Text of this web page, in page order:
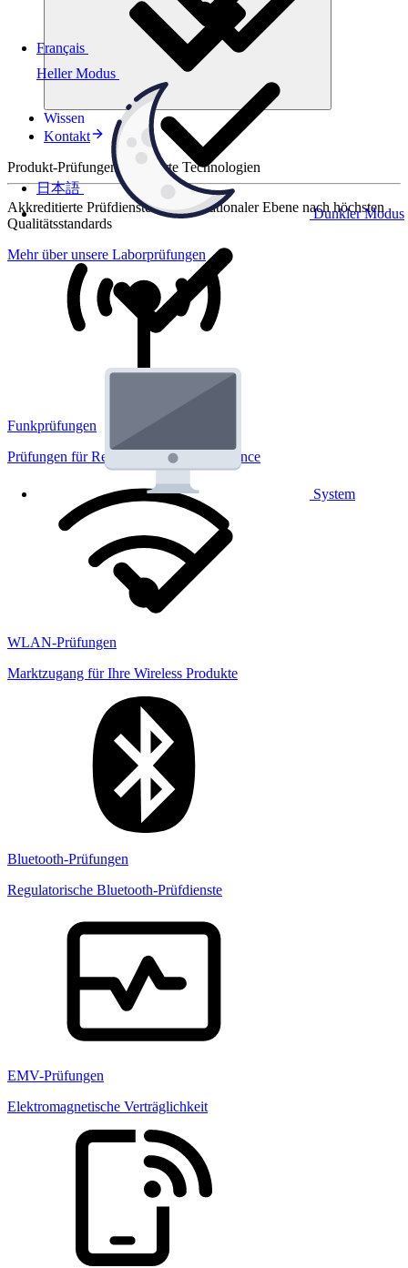
Heller Modus
Dunkler Modus
System
Français
日本語
Wissen
Kontakt
Produkt-Prüfungen für smarte Technologien
Akkreditierte Prüfdienste auf internationaler Ebene nach höchsten
Qualitätsstandards
Mehr über unsere Laborprüfungen
Funkprüfungen
Prüfungen für Regulatorik und Performance
WLAN-Prüfungen
Marktzugang für Ihre Wireless Produkte
Bluetooth-Prüfungen
Regulatorische Bluetooth-Prüfdienste
EMV-Prüfungen
Elektromagnetische Verträglichkeit